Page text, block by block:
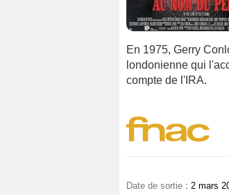
En 1975, Gerry
londonienne qui
compte de l'IRA.
Date de sortie : 2 mars